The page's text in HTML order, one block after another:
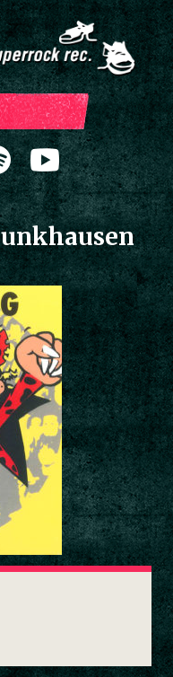
springen